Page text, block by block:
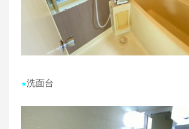
★洗面台